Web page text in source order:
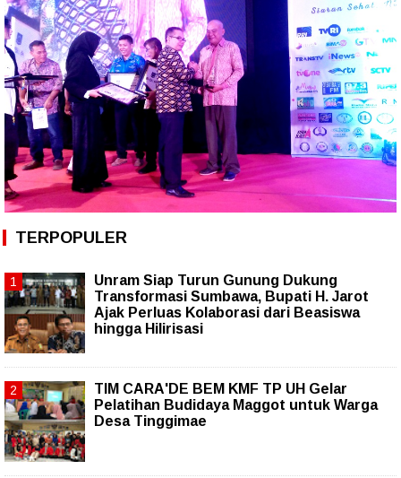
TERPOPULER
Unram Siap Turun Gunung Dukung
Transformasi Sumbawa, Bupati H. Jarot
Ajak Perluas Kolaborasi dari Beasiswa
hingga Hilirisasi
TIM CARA'DE BEM KMF TP UH Gelar
Pelatihan Budidaya Maggot untuk Warga
Desa Tinggimae